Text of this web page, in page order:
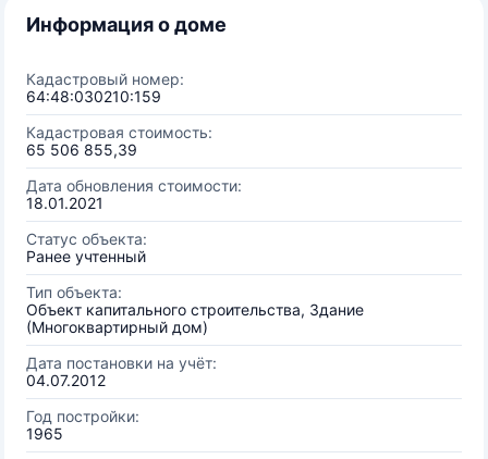
Информация о доме
Кадастровый номер:
64:48:030210:159
Кадастровая стоимость:
65 506 855,39
Дата обновления стоимости:
18.01.2021
Статус объекта:
Ранее учтенный
Тип объекта:
Объект капитального строительства, Здание
(Многоквартирный дом)
Дата постановки на учёт:
04.07.2012
Год постройки:
1965